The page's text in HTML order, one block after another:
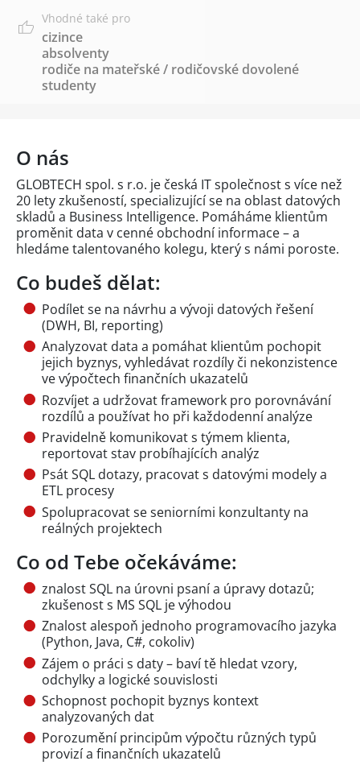
Vhodné také pro
cizince
absolventy
rodiče na mateřské / rodičovské dovolené
studenty
O nás
GLOBTECH spol. s r.o. je česká IT společnost s více než
20 lety zkušeností, specializující se na oblast datových
skladů a Business Intelligence. Pomáháme klientům
proměnit data v cenné obchodní informace – a
hledáme talentovaného kolegu, který s námi poroste.
Co budeš dělat:
Podílet se na návrhu a vývoji datových řešení
(DWH, BI, reporting)
Analyzovat data a pomáhat klientům pochopit
jejich byznys, vyhledávat rozdíly či nekonzistence
ve výpočtech finančních ukazatelů
Rozvíjet a udržovat framework pro porovnávání
rozdílů a používat ho při každodenní analýze
Pravidelně komunikovat s týmem klienta,
reportovat stav probíhajících analýz
Psát SQL dotazy, pracovat s datovými modely a
ETL procesy
Spolupracovat se seniorními konzultanty na
reálných projektech
Co od Tebe očekáváme:
znalost SQL na úrovni psaní a úpravy dotazů;
zkušenost s MS SQL je výhodou
Znalost alespoň jednoho programovacího jazyka
(Python, Java, C#, cokoliv)
Zájem o práci s daty – baví tě hledat vzory,
odchylky a logické souvislosti
Schopnost pochopit byznys kontext
analyzovaných dat
Porozumění principům výpočtu různých typů
provizí a finančních ukazatelů